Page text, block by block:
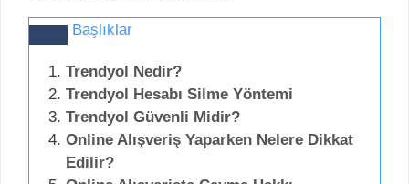
Başlıklar
Trendyol Nedir?
Trendyol Hesabı Silme Yöntemi
Trendyol Güvenli Midir?
Online Alışveriş Yaparken Nelere Dikkat
Edilir?